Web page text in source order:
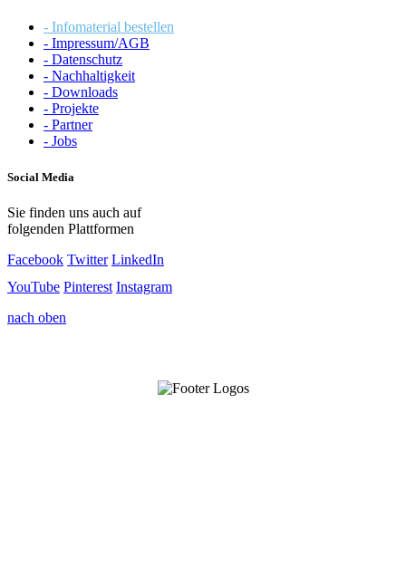
- Infomaterial bestellen
- Impressum/AGB
- Datenschutz
- Nachhaltigkeit
- Downloads
- Projekte
- Partner
- Jobs
Social Media
Sie finden uns auch auf
folgenden Plattformen
Facebook Twitter LinkedIn
YouTube Pinterest Instagram
nach oben